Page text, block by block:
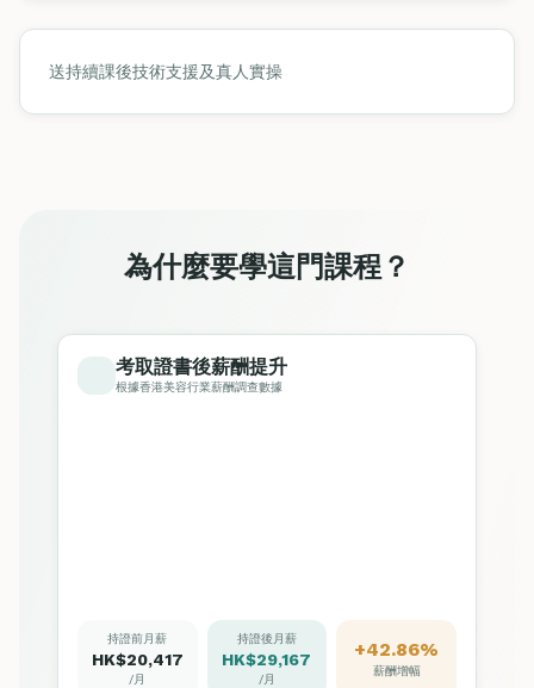
送持續課後技術支援及真人實操
為什麼要學這門課程？
考取證書後薪酬提升
根據香港美容行業薪酬調查數據
持證前月薪
HK$20,417
/月
持證後月薪
HK$29,167
/月
+42.86%
薪酬增幅